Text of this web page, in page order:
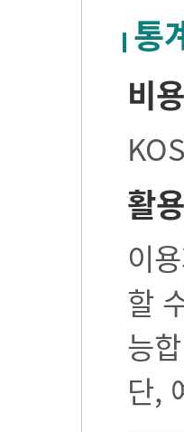
통
비
활
이
할
능
단,